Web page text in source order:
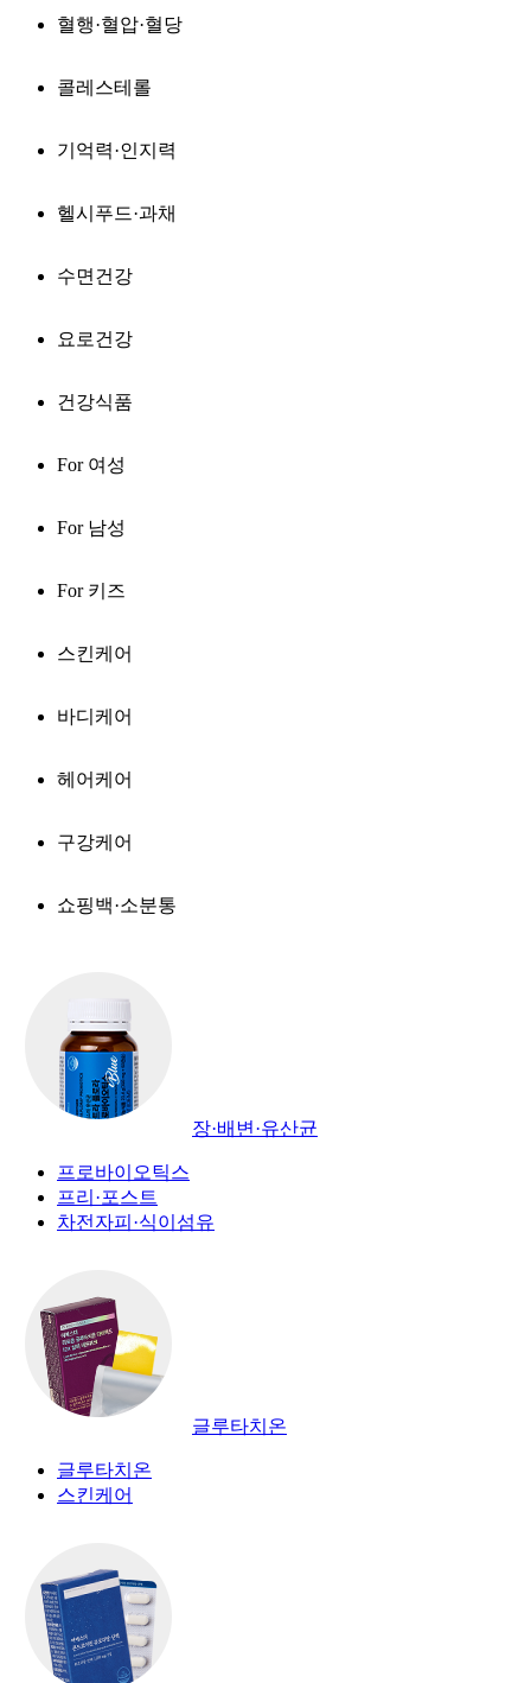
혈행·혈압·혈당
콜레스테롤
기억력·인지력
헬시푸드·과채
수면건강
요로건강
건강식품
For 여성
For 남성
For 키즈
스킨케어
바디케어
헤어케어
구강케어
쇼핑백·소분통
장·배변·유산균
프로바이오틱스
프리·포스트
차전자피·식이섬유
글루타치온
글루타치온
스킨케어